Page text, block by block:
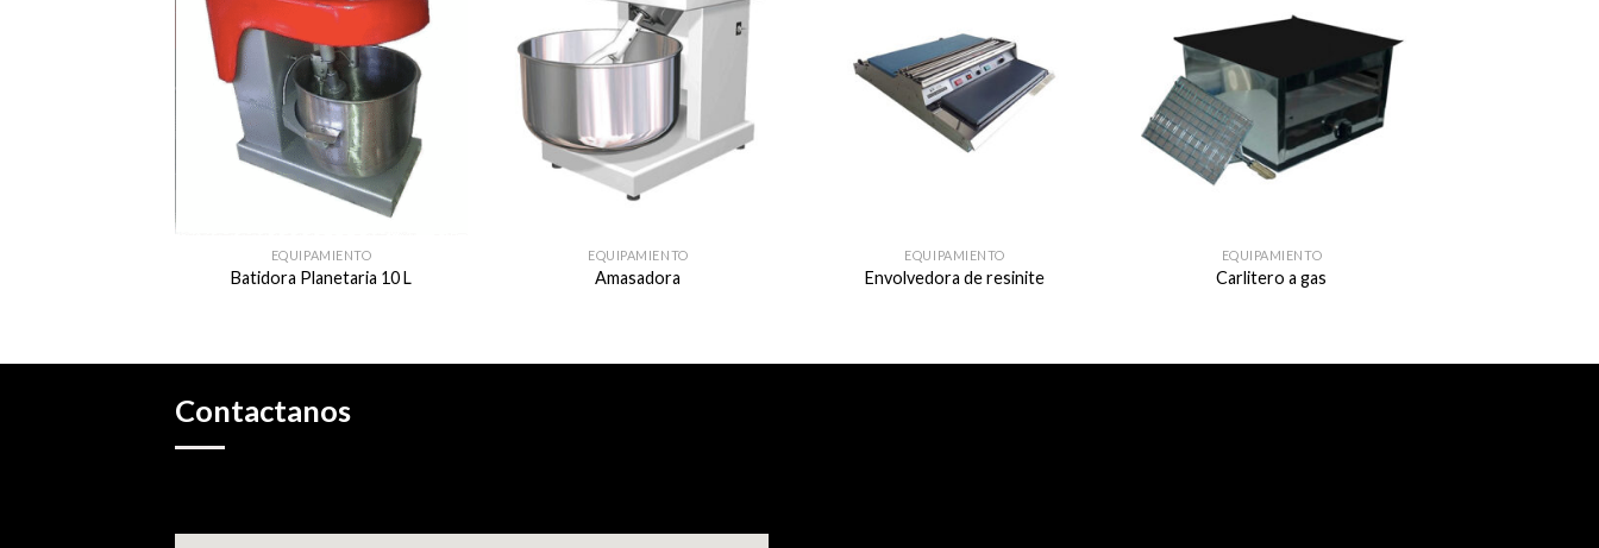
EQUIPAMIENTO
Batidora Planetaria 10 L
EQUIPAMIENTO
Amasadora
EQUIPAMIENTO
Envolvedora de resinite
EQUIPAMIENTO
Carlitero a gas
Contactanos